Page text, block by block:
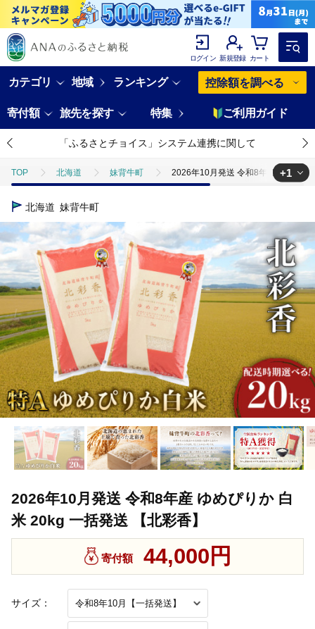
ログイン 新規登録 カート
カテゴリ 地域 ランキング 控除額を調べる
寄付額 旅先を探す 特集 ご利用ガイド
「ふるさとチョイス」システム連携に関して
TOP 北海道 妹背牛町 2026年10月発送 令和8年産 ゆめぴ
TOP
+1
北海道 妹背牛町
2026年10月発送 令和8年産 ゆめぴりか 白
米 20kg 一括発送 【北彩香】
サイズ：
寄付額 44,000円